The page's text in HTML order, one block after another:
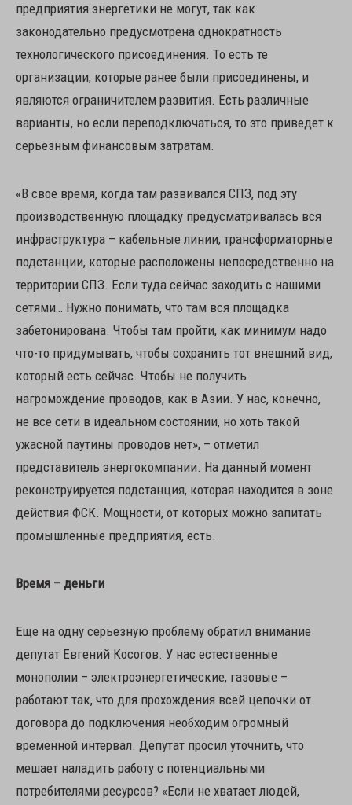
предприятия энергетики не могут, так как
законодательно предусмотрена однократность
технологического присоединения. То есть те
организации, которые ранее были присоединены, и
являются ограничителем развития. Есть различные
варианты, но если переподключаться, то это приведет к
серьезным финансовым затратам.
«В свое время, когда там развивался СПЗ, под эту
производственную площадку предусматривалась вся
инфраструктура – кабельные линии, трансформаторные
подстанции, которые расположены непосредственно на
территории СПЗ. Если туда сейчас заходить с нашими
сетями… Нужно понимать, что там вся площадка
забетонирована. Чтобы там пройти, как минимум надо
что-то придумывать, чтобы сохранить тот внешний вид,
который есть сейчас. Чтобы не получить
нагромождение проводов, как в Азии. У нас, конечно,
не все сети в идеальном состоянии, но хоть такой
ужасной паутины проводов нет», – отметил
представитель энергокомпании. На данный момент
реконструируется подстанция, которая находится в зоне
действия ФСК. Мощности, от которых можно запитать
промышленные предприятия, есть.
Время – деньги
Еще на одну серьезную проблему обратил внимание
депутат Евгений Косогов. У нас естественные
монополии – электроэнергетические, газовые –
работают так, что для прохождения всей цепочки от
договора до подключения необходим огромный
временной интервал. Депутат просил уточнить, что
мешает наладить работу с потенциальными
потребителями ресурсов? «Если не хватает людей,